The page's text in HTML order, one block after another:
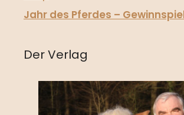
Jahr des Pferdes –
Der Verlag